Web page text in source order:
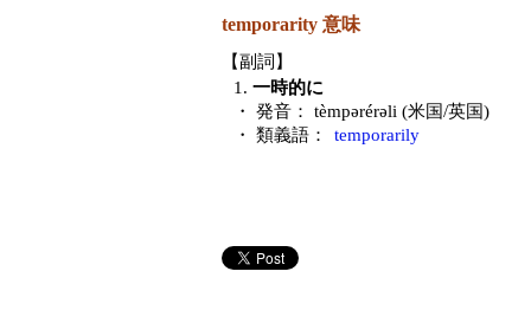
temporarity 意味
【副詞】
1. 一時的に
・ 発音：
tèmpərérəli (米国/英国)
・ 類義語：
temporarily